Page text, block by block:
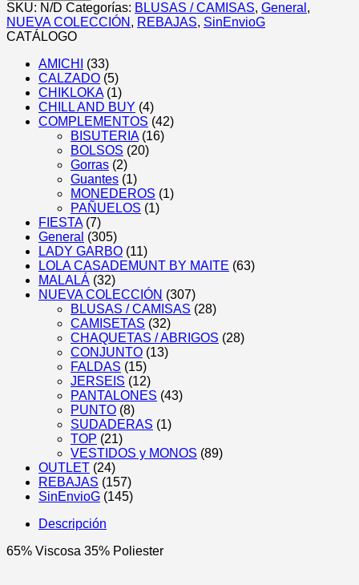
Print
cantidad
SKU: N/D Categorías: BLUSAS / CAMISAS, General ,
NUEVA COLECCIÓN , REBAJAS, SinEnvioG
CATÁLOGO
AMICHI
(33)
CALZADO (5)
CHIKLOKA (1)
CHILL AND BUY (4)
COMPLEMENTOS (42)
BISUTERIA (16)
BOLSOS (20)
Gorras (2)
Guantes (1)
MONEDEROS (1)
PAÑUELOS (1)
FIESTA (7)
General (305)
LADY GARBO (11)
LOLA CASADEMUNT BY MAITE (63)
MALALÁ (32)
NUEVA COLECCIÓN (307)
BLUSAS / CAMISAS (28)
CAMISETAS (32)
CHAQUETAS / ABRIGOS (28)
CONJUNTO (13)
FALDAS (15)
JERSEIS (12)
PANTALONES (43)
PUNTO (8)
SUDADERAS (1)
TOP (21)
VESTIDOS y MONOS (89)
OUTLET (24)
REBAJAS (157)
SinEnvioG (145)
Descripción
65% Viscosa 35% Poliester